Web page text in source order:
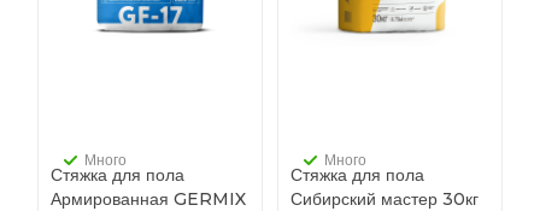
Стяжка для пола
Армированная GERMIX
Много
Стяжка для пола
Сибирский мастер 30кг
Много